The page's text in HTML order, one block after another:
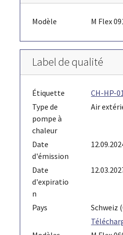
Modèle M Flex
Label de qualité
Étiquette
CH-HP-
Type de
pompe à
chaleur
Air
Date
d'émission
Date
d'expiratio
n
Pays
Schweiz